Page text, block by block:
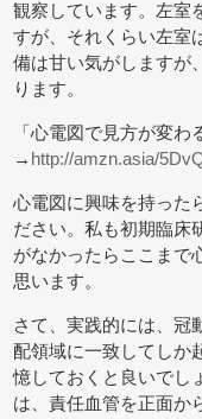
観察しています。左室
すが、それくらい左室
備は甘い気がしますが
ります。
「心電図で見方が変わ
→ http://amzn.asia/
心電図に興味を持った
ださい。私も初期臨床
がなかったらここまで
思います。
さて、実践的には、冠
配領域に一致してしか
憶しておくと良いでし
は、責任血管を正面か